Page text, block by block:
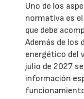
Uno de los
normativa es
que debe
Además de los
energético del
julio de 2027
información